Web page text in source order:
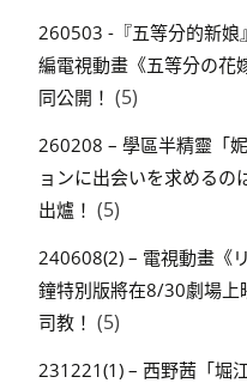
260503 -『五等分的新娘
編電視動畫《五等分の花
同公開！ (5)
260208 – 學區半精靈「
ョンに出会いを求めるの
出爐！ (5)
240608(2) – 電視動畫《
鐘特別版將在8/30劇場上
司教！ (5)
231221(1) – 西野茜「堀